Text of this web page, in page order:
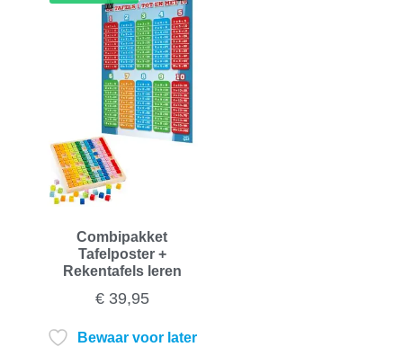
Combipakket
Tafelposter +
Rekentafels leren
€39,95
Bewaar voor later